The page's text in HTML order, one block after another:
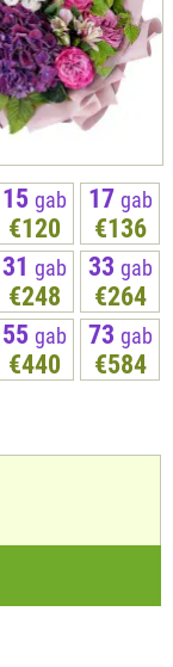
15 gab
€120
17 gab
€136
31 gab
€248
33 gab
€264
55 gab
€440
73 gab
€584